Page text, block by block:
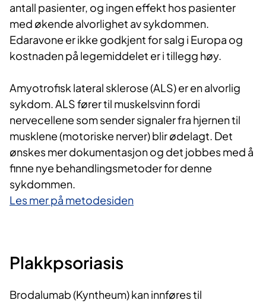
antall pasienter, og ingen effekt hos pasienter
med økende alvorlighet av sykdommen.
Edaravone er ikke godkjent for salg i Europa og
kostnaden på legemiddelet er i tillegg høy.
Amyotrofisk lateral sklerose (ALS) er en alvorlig
sykdom. ALS fører til muskelsvinn fordi
nervecellene som sender signaler fra hjernen til
musklene (motoriske nerver) blir ødelagt. Det
ønskes mer dokumentasjon og det jobbes med å
finne nye behandlingsmetoder for denne
sykdommen.
Les mer på metodesiden
Plakkpsoriasis
Brodalumab (Kyntheum) kan innføres til